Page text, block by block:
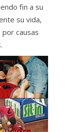
fin a su
su vida,
causas